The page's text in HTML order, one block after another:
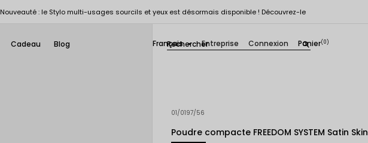
Nouveauté : le Stylo multi-usages sourcils et yeux est désormais disponible ! Découvrez-le
Cadeau Blog search
Français  Entreprise Connexion Panier(0)
01/0197/56
Poudre compacte FREEDOM SYSTEM Satin Skin